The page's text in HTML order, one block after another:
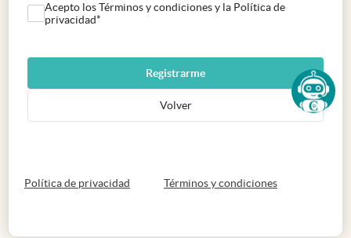
Acepto los Términos y condiciones y la Política de
privacidad*
Registrarme
Volver
Política de privacidad abre en nueva pestaña
Términos y condicionesabre en nueva